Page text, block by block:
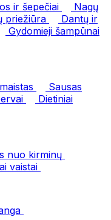
ir šepečiai
Nagų
priežiūra
Dantų ir
Gydomieji šampūnai
Sausas
Dietiniai
nuo kirminų
vaistai